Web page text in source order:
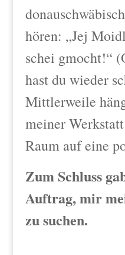
hören: „Jej
schei gmocht!“
hast du wieder
Mittlerweile
meiner
Raum auf eine
Zum Schluss
Auftrag, mir
zu suchen.